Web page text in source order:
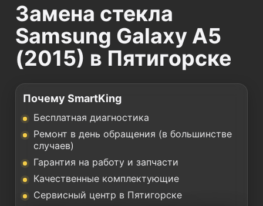
Замена стекла
Samsung Galaxy A5
(2015) в Пятигорске
Почему SmartKing
Бесплатная диагностика
Ремонт в день обращения (в большинстве
случаев)
Гарантия на работу и запчасти
Качественные комплектующие
Сервисный центр в Пятигорске